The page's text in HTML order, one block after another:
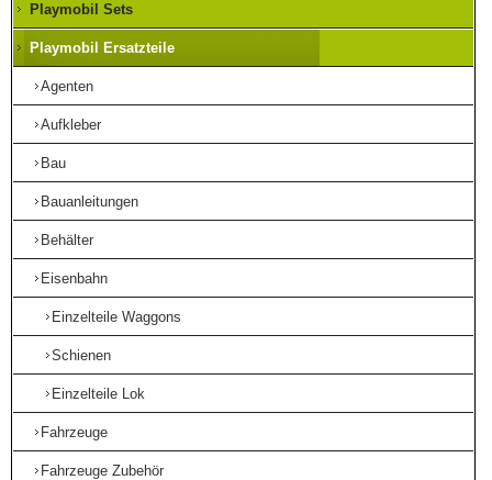
Playmobil Sets
Playmobil Ersatzteile
Agenten
Aufkleber
Bau
Bauanleitungen
Behälter
Eisenbahn
Einzelteile Waggons
Schienen
Einzelteile Lok
Fahrzeuge
Fahrzeuge Zubehör